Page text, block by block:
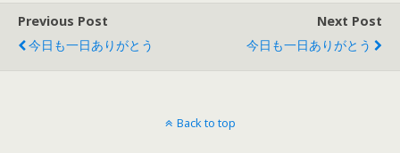
Previous Post
今日も一日ありがとう
Next Post
今日も一日ありがとう
Back to top